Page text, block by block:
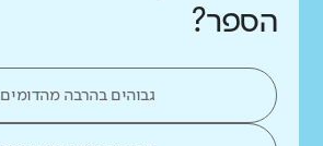
הספר?
גבוהים בהרבה מהדומים